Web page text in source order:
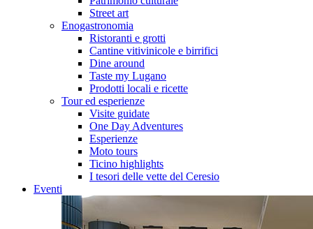
Street art
Enogastronomia
Ristoranti e grotti
Cantine vitivinicole e birrifici
Dine around
Taste my Lugano
Prodotti locali e ricette
Tour ed esperienze
Visite guidate
One Day Adventures
Esperienze
Moto tours
Ticino highlights
I tesori delle vette del Ceresio
Eventi